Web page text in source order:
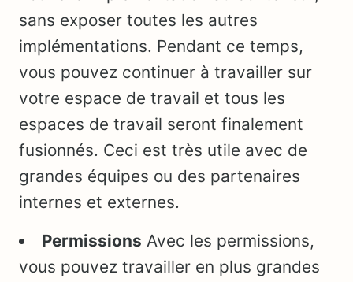
sans exposer toutes les autres
implémentations. Pendant ce temps,
vous pouvez continuer à travailler sur
votre espace de travail et tous les
espaces de travail seront finalement
fusionnés. Ceci est très utile avec de
grandes équipes ou des partenaires
internes et externes.
Permissions Avec les permissions,
vous pouvez travailler en plus grandes